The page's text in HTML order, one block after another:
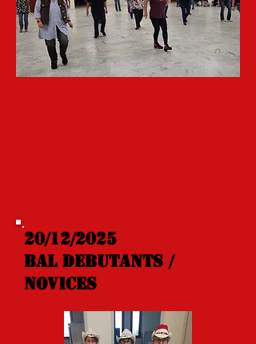
20/12/2025
BAL DEBUTANTS /
NOVICES